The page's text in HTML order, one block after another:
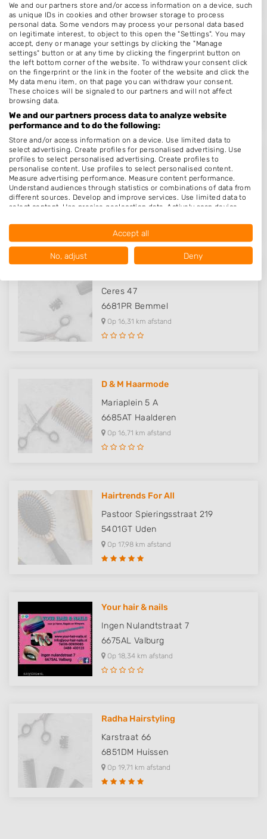
Hairfashion by Diana
Heuvelakkerstraat 1
5356PD Neerloon
Dalal Hairstyling
Queenstraat 58
6663HD Nijmegen
Ceres 47
6681PR Bemmel
Op 16,31 km afstand
D & M Haarmode
Mariaplein 5 A
6685AT Haalderen
Op 16,71 km afstand
Hairtrends For All
Pastoor Spieringsstraat 219
5401GT Uden
Op 17,98 km afstand
Your hair & nails
Ingen Nulandtstraat 7
6675AL Valburg
Op 18,34 km afstand
Radha Hairstyling
Karstraat 66
6851DM Huissen
Op 19,71 km afstand
We and our partners store and/or access information on a device, such
as unique IDs in cookies and other browser storage to process
personal data. Some vendors may process your personal data based
on legitimate interest, to object to this open the "Settings". You may
accept, deny or manage your settings by clicking the "Manage
settings" button or at any time by clicking the fingerprint button on
the left bottom corner of the website. To withdraw your consent click
on the fingerprint or the link in the footer of the website and click the
My data menu item, on that page you can withdraw your consent.
These choices will be signaled to our partners and will not affect
browsing data.
We and our partners process data to analyze website
performance and to do the following:
Store and/or access information on a device. Use limited data to
select advertising. Create profiles for personalised advertising. Use
profiles to select personalised advertising. Create profiles to
personalise content. Use profiles to select personalised content.
Measure advertising performance. Measure content performance.
Understand audiences through statistics or combinations of data from
different sources. Develop and improve services. Use limited data to
select content. Use precise geolocation data. Actively scan device
Data may be shared outside of the European Union and send to the
Your consent and the cookie policy applies solely to this website/app.
View Partner List (1016 IAB Vendors)
We use your data for the following purposes:
IAB processing purposes:
Store and/or access information on a device
Use limited data to select advertising
Use profiles to select personalised
Create profiles to personalise content
Use profiles to select personalised content
Measure content performance
Understand audiences through statistics
or combinations of data from different
sources
Develop and improve services
Use precise geolocation data
Identify devices based on information
actively requested
Performance
Functional
Advertising
Accept all
No, adjust Deny